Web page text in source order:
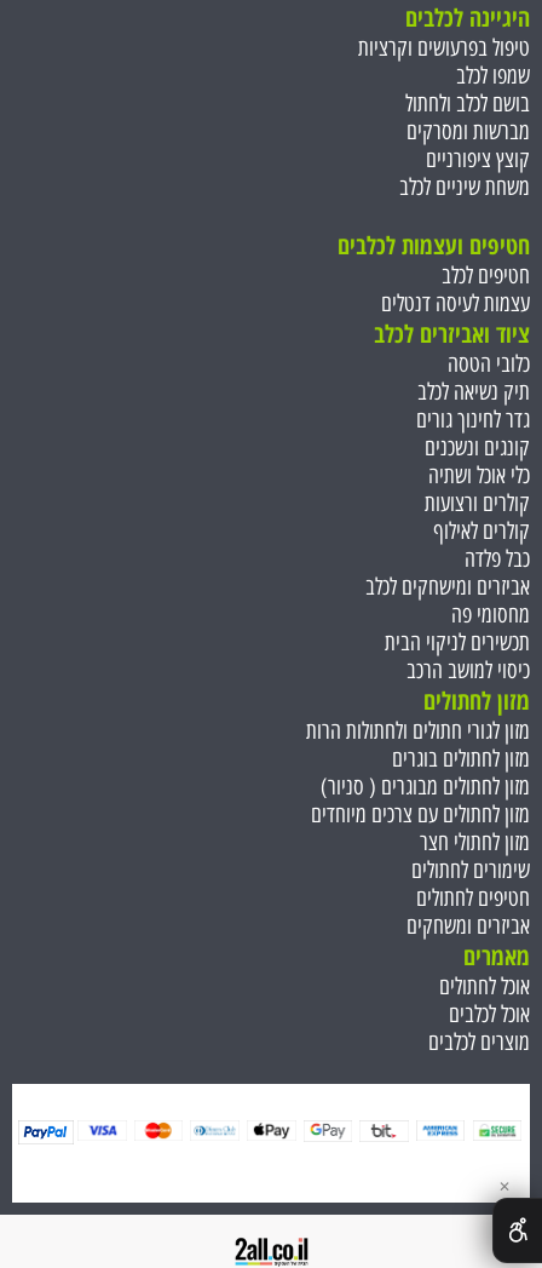
היגיינה לכלבים
טיפול בפרעושים וקרציות
שמפו לכלב
בושם לכלב ולחתול
מברשות ומסרקים
קוצץ ציפורניים
משחת שיניים לכלב
חטיפים ועצמות לכלבים
חטיפים לכלב
עצמות לעיסה דנטלים
ציוד ואביזרים לכלב
כלובי הטסה
תיק נשיאה לכלב
גדר לחינוך גורים
קונגים ונשכנים
כלי אוכל ושתיה
קולרים ורצועות
קולרים לאילוף
כבל פלדה
אביזרים ומישחקים לכלב
מחסומי פה
תכשירים לניקוי הבית
כיסוי למושב הרכב
מזון לחתולים
מזון לגורי חתולים ולחתולות הרות
מזון לחתולים בוגרים
מזון לחתולים מבוגרים ( סניור)
מזון לחתולים עם צרכים מיוחדים
מזון לחתולי חצר
שימורים לחתולים
חטיפים לחתולים
אביזרים ומשחקים
מאמרים
אוכל לחתולים
אוכל לכלבים
מוצרים לכלבים
✕